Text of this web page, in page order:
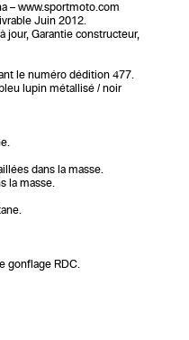
– www.sportmoto.com
Juin 2012.
jour, Garantie constructeur,
le numéro dédition 477.
lupin métallisé / noir
dans la masse.
la masse.
gonflage RDC.